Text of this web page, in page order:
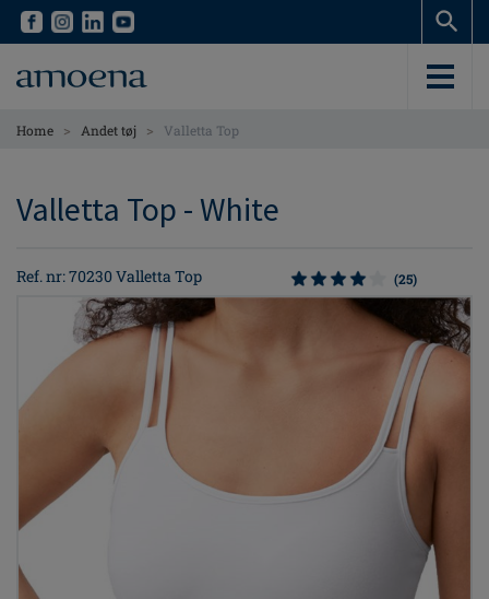
Skip
content
Skip
content
Home > Andet tøj > Valletta Top
Valletta Top - White
Ref. nr: 70230 Valletta Top (25)